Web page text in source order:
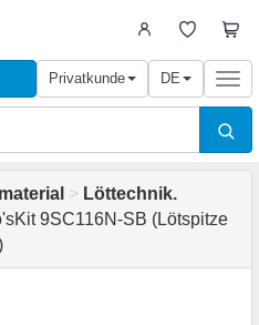
Privatkunde DE
> Löttechnik.
9SC116N-SB (Lötspitze